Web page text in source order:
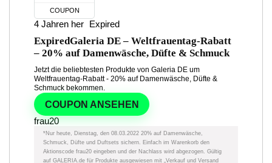
COUPON
4 Jahren her Expired
ExpiredGaleria DE – Weltfrauentag-Rabatt
– 20% auf Damenwäsche, Düfte & Schmuck
Jetzt die beliebtesten Produkte von Galeria DE um
Weltfrauentag-Rabatt - 20% auf Damenwäsche, Düfte &
Schmuck bekommen.
COUPON ANSEHEN
frau20
*Nur heute, Dienstag, den 08.03.2022 20% auf Damenwäsche,
Schmuck, Düfte und Duftsets sichern. Einfach im Warenkorb den
Aktionscode frau20 eingeben und der Nachlass wird abgezogen. Gültig
auf GALERIA.de für Produkte ausgewiesen mit „Verkauf und Versand